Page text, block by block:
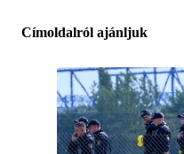
Címoldalról ajánljuk